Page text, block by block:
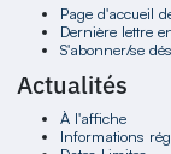
Page d'accueil
Dernière lettre
S'abonner/se
Actualités
À l'affiche
Informations